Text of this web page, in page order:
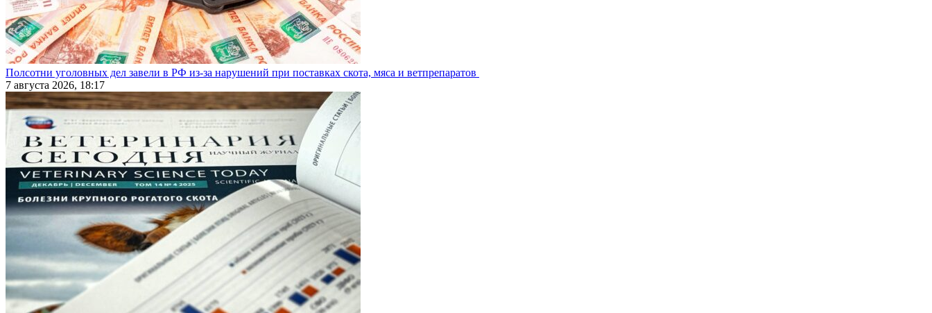
Полсотни уголовных дел завели в РФ из-за нарушений при поставках скота, мяса и ветпрепаратов
7 августа 2026, 18:17